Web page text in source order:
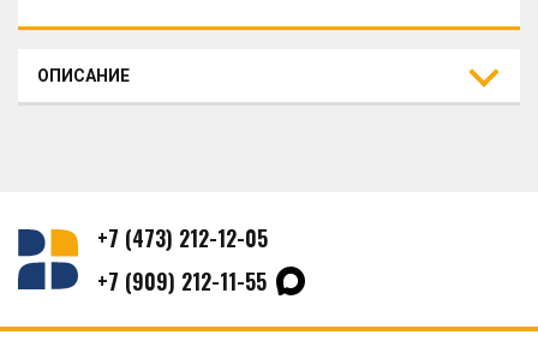
ОПИСАНИЕ
+7 (473) 212-12-05
+7 (909) 212-11-55